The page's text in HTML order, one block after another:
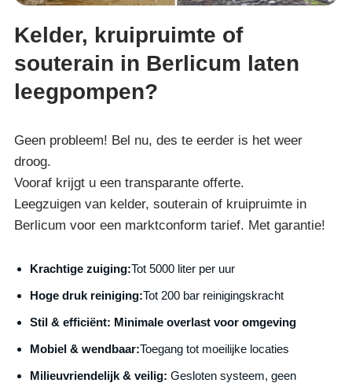
Kelder, kruipruimte of
souterain in Berlicum laten
leegpompen?
Geen probleem! Bel nu, des te eerder is het weer
droog.
Vooraf krijgt u een transparante offerte.
Leegzuigen van kelder, souterain of kruipruimte in
Berlicum voor een marktconform tarief. Met garantie!
Krachtige zuiging:Tot 5000 liter per uur
Hoge druk reiniging:Tot 200 bar reinigingskracht
Stil & efficiënt: Minimale overlast voor omgeving
Mobiel & wendbaar:Toegang tot moeilijke locaties
Milieuvriendelijk & veilig: Gesloten systeem, geen